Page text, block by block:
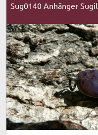
Sug0140 Anhänger